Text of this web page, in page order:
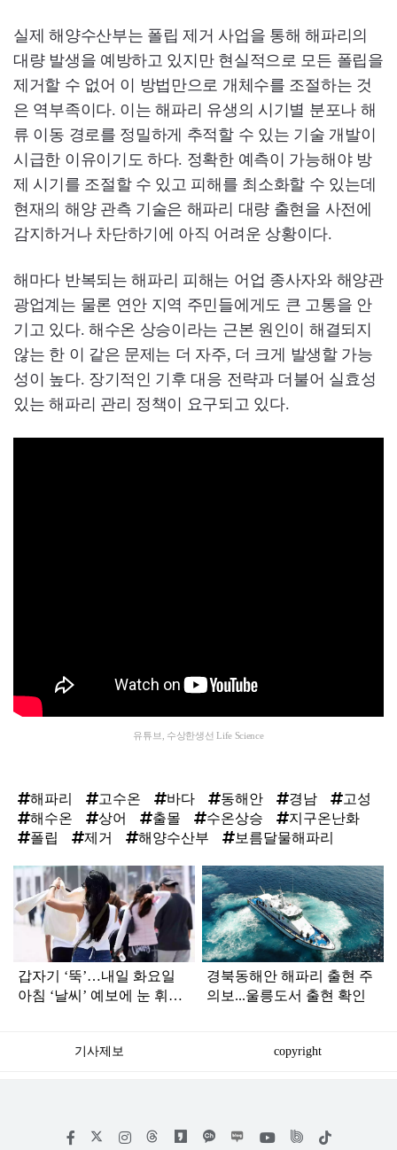
실제 해양수산부는 폴립 제거 사업을 통해 해파리의
대량 발생을 예방하고 있지만 현실적으로 모든 폴립을
제거할 수 없어 이 방법만으로 개체수를 조절하는 것
은 역부족이다. 이는 해파리 유생의 시기별 분포나 해
류 이동 경로를 정밀하게 추적할 수 있는 기술 개발이
시급한 이유이기도 하다. 정확한 예측이 가능해야 방
제 시기를 조절할 수 있고 피해를 최소화할 수 있는데
현재의 해양 관측 기술은 해파리 대량 출현을 사전에
감지하거나 차단하기에 아직 어려운 상황이다.
해마다 반복되는 해파리 피해는 어업 종사자와 해양관
광업계는 물론 연안 지역 주민들에게도 큰 고통을 안
기고 있다. 해수온 상승이라는 근본 원인이 해결되지
않는 한 이 같은 문제는 더 자주, 더 크게 발생할 가능
성이 높다. 장기적인 기후 대응 전략과 더불어 실효성
있는 해파리 관리 정책이 요구되고 있다.
유튜브, 수상한생선 Life Science
해파리 고수온 바다 동해안 경남
고성
해수온
상어 출몰 수온상승
지구온난화
폴립
제거 해양수산부 보름달물해파리
탑
라
인
갑자기 ‘뚝’…내일 화요일
아침 ‘날씨’ 예보에 눈 휘둥
경북동해안 해파리 출현 주
의보...울릉도서 출현 확인
기사제보 copyright
페
인
위
틱